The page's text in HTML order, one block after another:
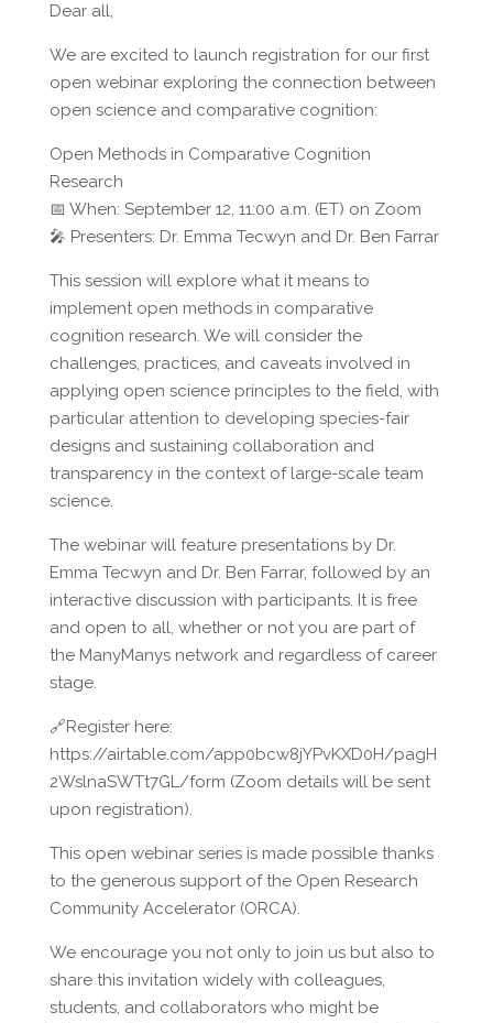
Dear all,
We are excited to launch registration for our first
open webinar exploring the connection between
open science and comparative cognition:
Open Methods in Comparative Cognition
Research
📅 When: September 12, 11:00 a.m. (ET) on Zoom
🎤 Presenters: Dr. Emma Tecwyn and Dr. Ben Farrar
This session will explore what it means to
implement open methods in comparative
cognition research. We will consider the
challenges, practices, and caveats involved in
applying open science principles to the field, with
particular attention to developing species-fair
designs and sustaining collaboration and
transparency in the context of large-scale team
science.
The webinar will feature presentations by Dr.
Emma Tecwyn and Dr. Ben Farrar, followed by an
interactive discussion with participants. It is free
and open to all, whether or not you are part of
the ManyManys network and regardless of career
stage.
🔗Register here:
https://airtable.com/app0bcw8jYPvKXD0H/pagH
2WslnaSWTt7GL/form (Zoom details will be sent
upon registration).
This open webinar series is made possible thanks
to the generous support of the Open Research
Community Accelerator (ORCA).
We encourage you not only to join us but also to
share this invitation widely with colleagues,
students, and collaborators who might be